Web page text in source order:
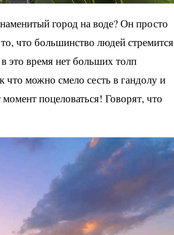
город на воде? Он просто
что большинство людей стремится
это время нет больших толп
что можно смело сесть в гандолу и
поцеловаться! Говорят, что